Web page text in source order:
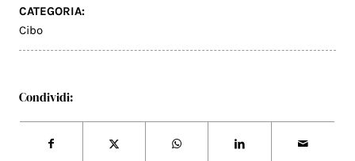
CATEGORIA:
Cibo
Condividi: